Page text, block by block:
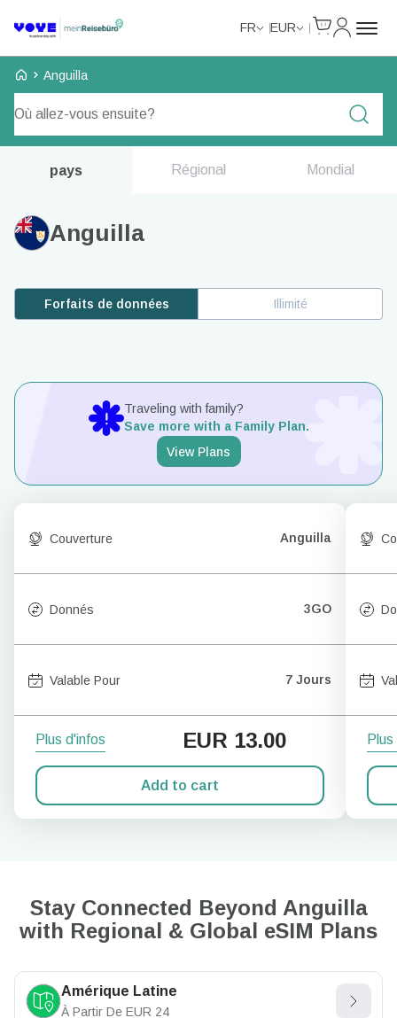
FR EUR
Voye Homepage
Anguilla
pays Régional Mondial
Anguilla
Forfaits de données Illimité
Traveling with family?
Save more with a Family Plan.
View Plans
Couverture Anguilla
Donnés 3GO
Valable Pour 7 Jours
Plus d'infos EUR 13.00
Add to cart
Stay Connected Beyond Anguilla
with Regional & Global eSIM Plans
Amérique Latine
À Partir De EUR 24